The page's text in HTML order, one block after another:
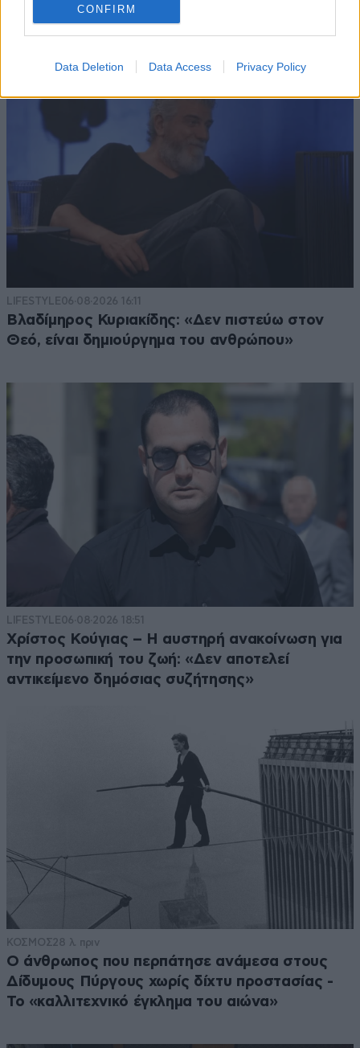
CONFIRM
Data Deletion Data Access Privacy Policy
LIFESTYLE06·08·2026 16:11
Βλαδίμηρος Κυριακίδης: «Δεν πιστεύω στον
Θεό, είναι δημιούργημα του ανθρώπου»
LIFESTYLE06·08·2026 18:51
Χρίστος Κούγιας – Η αυστηρή ανακοίνωση για
την προσωπική του ζωή: «Δεν αποτελεί
αντικείμενο δημόσιας συζήτησης»
ΚΟΣΜΟΣ28 λ. πριν
Ο άνθρωπος που περπάτησε ανάμεσα στους
Δίδυμους Πύργους χωρίς δίχτυ προστασίας -
Το «καλλιτεχνικό έγκλημα του αιώνα»